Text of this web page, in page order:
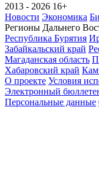
2013 - 2026 16+
Новости Экономика
Регионы Дальнего
Республика Бурятия
Забайкальский край
Магаданская область
Хабаровский край
О проекте Условия
Электронный
Персональные данные